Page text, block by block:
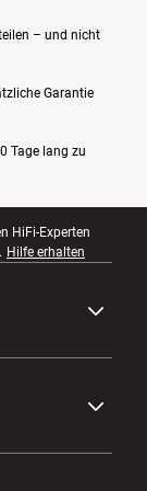
Luxus-Stereo
Sound,
kannst
ist eine
Regler an
– und nicht
Garantie
Tage lang zu
HiFi-Experten
Hilfe erhalten